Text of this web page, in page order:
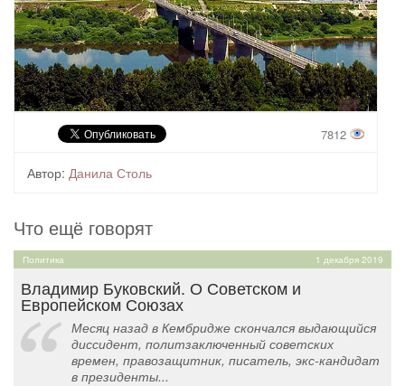
7812
Автор: Данила Столь
Что ещё говорят
Политика 1 декабря 2019
Владимир Буковский. О Советском и
Европейском Союзах
Месяц назад в Кембридже скончался выдающийся
диссидент, политзаключенный советских
времен, правозащитник, писатель, экс-кандидат
в президенты...